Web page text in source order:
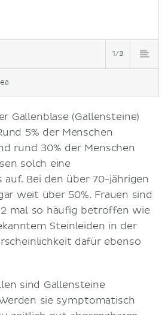
1/3
Gallenblase (Gallensteine)
5% der Menschen
rund 30% der Menschen
solch eine
auf. Bei den über 70-jährigen
weit über 50%. Frauen sind
2 mal so häufig betroffen wie
Steinleiden in der
dafür ebenso
sind Gallensteine
sie symptomatisch